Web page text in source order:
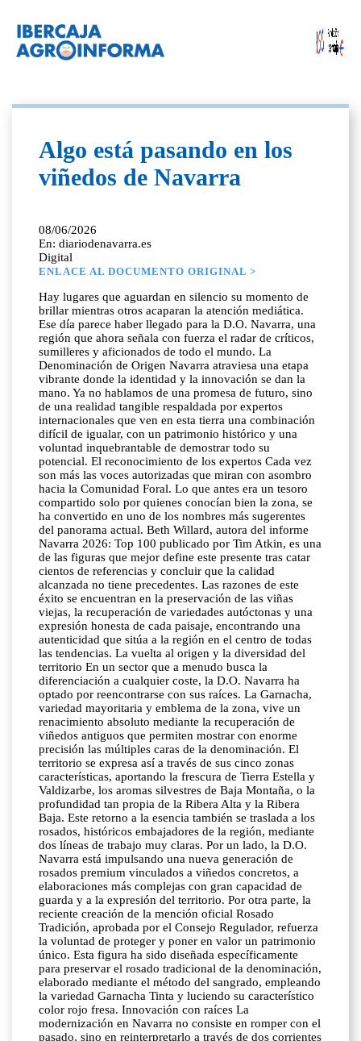
Algo está pasando en los
viñedos de Navarra
08/06/2026
En: diariodenavarra.es
Digital
ENLACE AL DOCUMENTO ORIGINAL >
Hay lugares que aguardan en silencio su momento de
brillar mientras otros acaparan la atención mediática.
Ese día parece haber llegado para la D.O. Navarra, una
región que ahora señala con fuerza el radar de críticos,
sumilleres y aficionados de todo el mundo. La
Denominación de Origen Navarra atraviesa una etapa
vibrante donde la identidad y la innovación se dan la
mano. Ya no hablamos de una promesa de futuro, sino
de una realidad tangible respaldada por expertos
internacionales que ven en esta tierra una combinación
difícil de igualar, con un patrimonio histórico y una
voluntad inquebrantable de demostrar todo su
potencial. El reconocimiento de los expertos Cada vez
son más las voces autorizadas que miran con asombro
hacia la Comunidad Foral. Lo que antes era un tesoro
compartido solo por quienes conocían bien la zona, se
ha convertido en uno de los nombres más sugerentes
del panorama actual. Beth Willard, autora del informe
Navarra 2026: Top 100 publicado por Tim Atkin, es una
de las figuras que mejor define este presente tras catar
cientos de referencias y concluir que la calidad
alcanzada no tiene precedentes. Las razones de este
éxito se encuentran en la preservación de las viñas
viejas, la recuperación de variedades autóctonas y una
expresión honesta de cada paisaje, encontrando una
autenticidad que sitúa a la región en el centro de todas
las tendencias. La vuelta al origen y la diversidad del
territorio En un sector que a menudo busca la
diferenciación a cualquier coste, la D.O. Navarra ha
optado por reencontrarse con sus raíces. La Garnacha,
variedad mayoritaria y emblema de la zona, vive un
renacimiento absoluto mediante la recuperación de
viñedos antiguos que permiten mostrar con enorme
precisión las múltiples caras de la denominación. El
territorio se expresa así a través de sus cinco zonas
características, aportando la frescura de Tierra Estella y
Valdizarbe, los aromas silvestres de Baja Montaña, o la
profundidad tan propia de la Ribera Alta y la Ribera
Baja. Este retorno a la esencia también se traslada a los
rosados, históricos embajadores de la región, mediante
dos líneas de trabajo muy claras. Por un lado, la D.O.
Navarra está impulsando una nueva generación de
rosados premium vinculados a viñedos concretos, a
elaboraciones más complejas con gran capacidad de
guarda y a la expresión del territorio. Por otra parte, la
reciente creación de la mención oficial Rosado
Tradición, aprobada por el Consejo Regulador, refuerza
la voluntad de proteger y poner en valor un patrimonio
único. Esta figura ha sido diseñada específicamente
para preservar el rosado tradicional de la denominación,
elaborado mediante el método del sangrado, empleando
la variedad Garnacha Tinta y luciendo su característico
color rojo fresa. Innovación con raíces La
modernización en Navarra no consiste en romper con el
pasado, sino en reinterpretarlo a través de dos corrientes